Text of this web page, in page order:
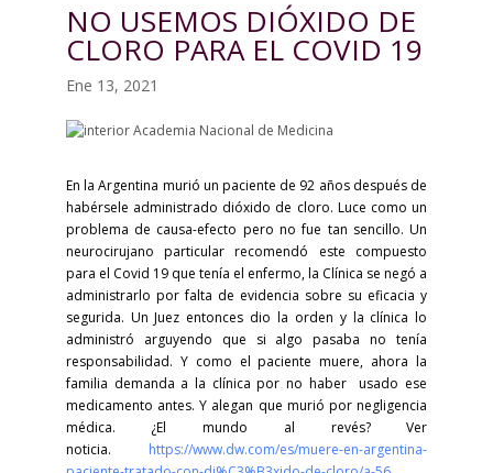
NO USEMOS DIÓXIDO DE
CLORO PARA EL COVID 19
Ene 13, 2021
En la Argentina murió un paciente de 92 años después de
habérsele administrado dióxido de cloro. Luce como un
problema de causa-efecto pero no fue tan sencillo. Un
neurocirujano particular recomendó este compuesto
para el Covid 19 que tenía el enfermo, la Clínica se negó a
administrarlo por falta de evidencia sobre su eficacia y
segurida. Un Juez entonces dio la orden y la clínica lo
administró arguyendo que si algo pasaba no tenía
responsabilidad. Y como el paciente muere, ahora la
familia demanda a la clínica por no haber usado ese
medicamento antes. Y alegan que murió por negligencia
médica. ¿El mundo al revés? Ver
noticia.
https://www.dw.com/es/muere-en-argentina-